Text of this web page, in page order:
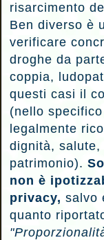
risarcimento
Ben diverso è
verificare
droghe da
coppia,
questi casi il
(nello
legalmente
dignità,
patrimonio).
non è
privacy,salvo
quanto